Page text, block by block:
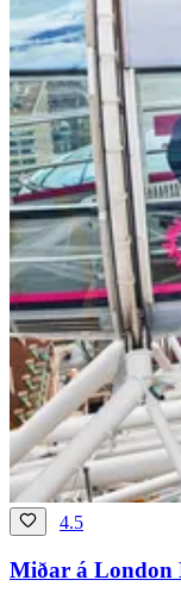
4.5
Miðar á London